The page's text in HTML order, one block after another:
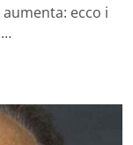
ecco i